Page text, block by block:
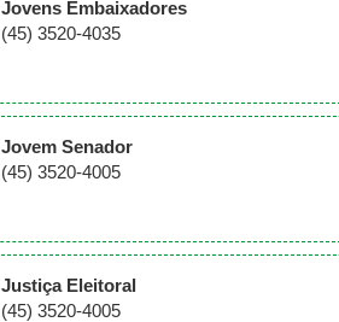
Jovens Embaixadores
(45) 3520-4035
Jovem Senador
(45) 3520-4005
Justiça Eleitoral
(45) 3520-4005